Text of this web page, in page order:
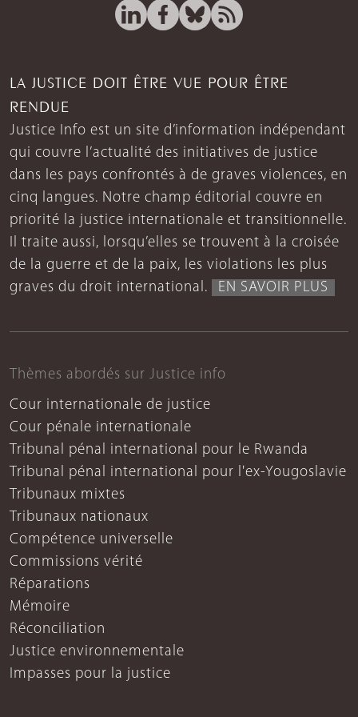
LA JUSTICE DOIT ÊTRE VUE POUR ÊTRE
RENDUE
Justice Info est un site d’information indépendant
qui couvre l’actualité des initiatives de justice
dans les pays confrontés à de graves violences, en
cinq langues. Notre champ éditorial couvre en
priorité la justice internationale et transitionnelle.
Il traite aussi, lorsqu’elles se trouvent à la croisée
de la guerre et de la paix, les violations les plus
graves du droit international.
EN SAVOIR PLUS
Thèmes abordés sur Justice info
Cour internationale de justice
Cour pénale internationale
Tribunal pénal international pour le Rwanda
Tribunal pénal international pour l'ex-Yougoslavie
Tribunaux mixtes
Tribunaux nationaux
Compétence universelle
Commissions vérité
Réparations
Mémoire
Réconciliation
Justice environnementale
Impasses pour la justice